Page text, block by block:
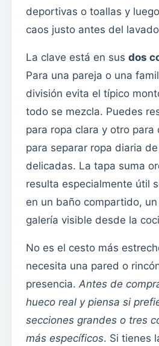
deportivas o toallas y
caos justo antes del
La clave está en sus dos
Para una pareja o una
división evita el típico
todo se mezcla. Puedes
para ropa clara y otro para
para separar ropa diaria
delicadas. La tapa suma
resulta especialmente útil
en un baño compartido,
galería visible desde la
No es el cesto más
necesita una pared o
presencia. Antes de
hueco real y piensa si
secciones grandes o tres
más específicos. Si tienes